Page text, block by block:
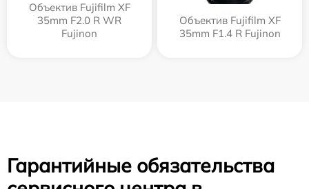
Объектив Fujifilm XF
35mm F2.0 R WR
Fujinon
Объектив Fujifilm XF
35mm F1.4 R Fujinon
Гарантийные обязательства